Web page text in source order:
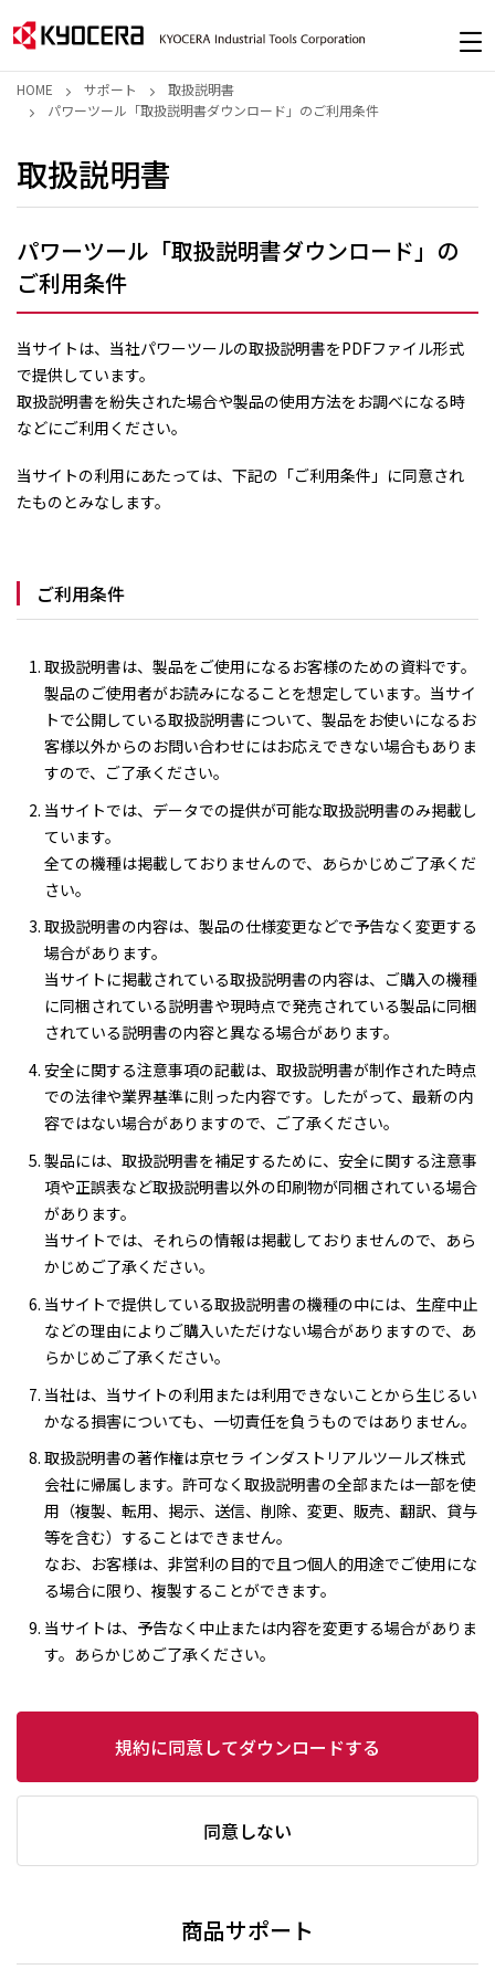
HOME サポート
取扱説明書
パワーツール「取扱説明書ダウンロード」のご利用条件
取扱説明書
パワーツール「取扱説明書ダウンロード」の
ご利用条件
当サイトは、当社パワーツールの取扱説明書をPDFファイル形式
で提供しています。
取扱説明書を紛失された場合や製品の使用方法をお調べになる時
などにご利用ください。
当サイトの利用にあたっては、下記の「ご利用条件」に同意され
たものとみなします。
ご利用条件
取扱説明書は、製品をご使用になるお客様のための資料です。
製品のご使用者がお読みになることを想定しています。当サイ
トで公開している取扱説明書について、製品をお使いになるお
客様以外からのお問い合わせにはお応えできない場合もありま
すので、ご了承ください。
当サイトでは、データでの提供が可能な取扱説明書のみ掲載し
ています。
全ての機種は掲載しておりませんので、あらかじめご了承くだ
さい。
取扱説明書の内容は、製品の仕様変更などで予告なく変更する
場合があります。
当サイトに掲載されている取扱説明書の内容は、ご購入の機種
に同梱されている説明書や現時点で発売されている製品に同梱
されている説明書の内容と異なる場合があります。
安全に関する注意事項の記載は、取扱説明書が制作された時点
での法律や業界基準に則った内容です。したがって、最新の内
容ではない場合がありますので、ご了承ください。
製品には、取扱説明書を補足するために、安全に関する注意事
項や正誤表など取扱説明書以外の印刷物が同梱されている場合
があります。
当サイトでは、それらの情報は掲載しておりませんので、あら
かじめご了承ください。
当サイトで提供している取扱説明書の機種の中には、生産中止
などの理由によりご購入いただけない場合がありますので、あ
らかじめご了承ください。
当社は、当サイトの利用または利用できないことから生じるい
かなる損害についても、一切責任を負うものではありません。
取扱説明書の著作権は京セラ インダストリアルツールズ株式
会社に帰属します。許可なく取扱説明書の全部または一部を使
用（複製、転用、掲示、送信、削除、変更、販売、翻訳、貸与
等を含む）することはできません。
なお、お客様は、非営利の目的で且つ個人的用途でご使用にな
る場合に限り、複製することができます。
当サイトは、予告なく中止または内容を変更する場合がありま
す。あらかじめご了承ください。
規約に同意してダウンロードする
同意しない
商品サポート